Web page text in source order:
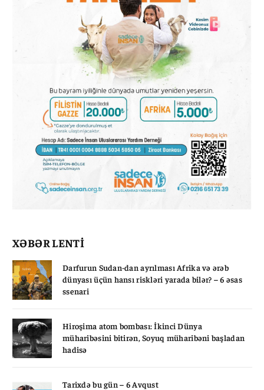
XƏBƏR LENTİ
Darfurun Sudan-dan ayrılması Afrika və ərəb
dünyası üçün hansı riskləri yarada bilər? – 6 əsas
ssenari
Hiroşima atom bombası: İkinci Dünya
müharibəsini bitirən, Soyuq müharibəni başladan
hadisə
Tarixdə bu gün – 6 Avqust